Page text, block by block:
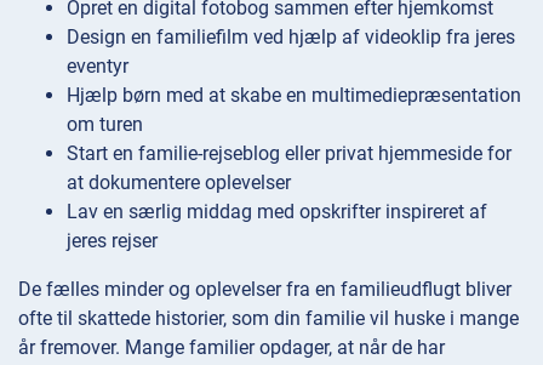
Opret en digital fotobog sammen efter hjemkomst
Design en familiefilm ved hjælp af videoklip fra jeres
eventyr
Hjælp børn med at skabe en multimediepræsentation
om turen
Start en familie-rejseblog eller privat hjemmeside for
at dokumentere oplevelser
Lav en særlig middag med opskrifter inspireret af
jeres rejser
De fælles minder og oplevelser fra en familieudflugt bliver
ofte til skattede historier, som din familie vil huske i mange
år fremover. Mange familier opdager, at når de har